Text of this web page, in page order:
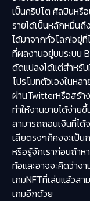
เป็นคริปโต ศิลปินหรื
รายได้เป็นหลักหมื่น
ได้มาจากทั่วโลก!อยู่
ที่ผลงานอยู่บนระบบ
ดัดแปลงได้แต่สำหรับ
โปรโมทตัวเองในหล
ผ่านTwitterหรือสร้า
ทำให้งานขายได้ง่าย
สามารถถอนเงินที่ไ
เสียตรงๆก็คงจะเป็น
หรือรู้จักเราก่อนถ้าห
ท้อและอาจจะคิดว่า
เกมNFTที่เล่นแล้วสา
เกมอีกด้วย